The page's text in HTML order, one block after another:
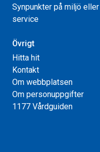
Synpunkter på miljö eller
service
Övrigt
Hitta hit
Kontakt
Om webbplatsen
Om personuppgifter
1177 Vårdguiden